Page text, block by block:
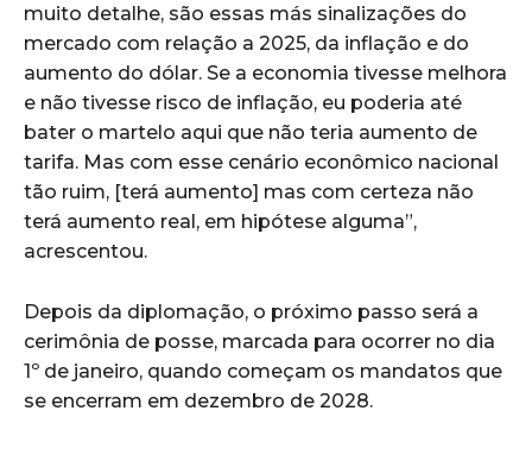
muito detalhe, são essas más sinalizações do
mercado com relação a 2025, da inflação e do
aumento do dólar. Se a economia tivesse melhora
e não tivesse risco de inflação, eu poderia até
bater o martelo aqui que não teria aumento de
tarifa. Mas com esse cenário econômico nacional
tão ruim, [terá aumento] mas com certeza não
terá aumento real, em hipótese alguma”,
acrescentou.
Depois da diplomação, o próximo passo será a
cerimônia de posse, marcada para ocorrer no dia
1º de janeiro, quando começam os mandatos que
se encerram em dezembro de 2028.